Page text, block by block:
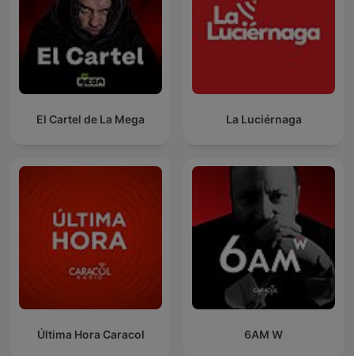
El Cartel de La Mega La Luciérnaga
Última Hora Caracol 6AM W